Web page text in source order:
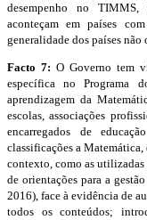
desempenho no TIMMS,
aconteçam em países
generalidade dos países não
Facto 7: O Governo tem
específica no Programa
aprendizagem da
escolas, associações
encarregados de
classificações a
contexto, como as
de orientações para a
2016), face à evidência de
todos os conteúdos;